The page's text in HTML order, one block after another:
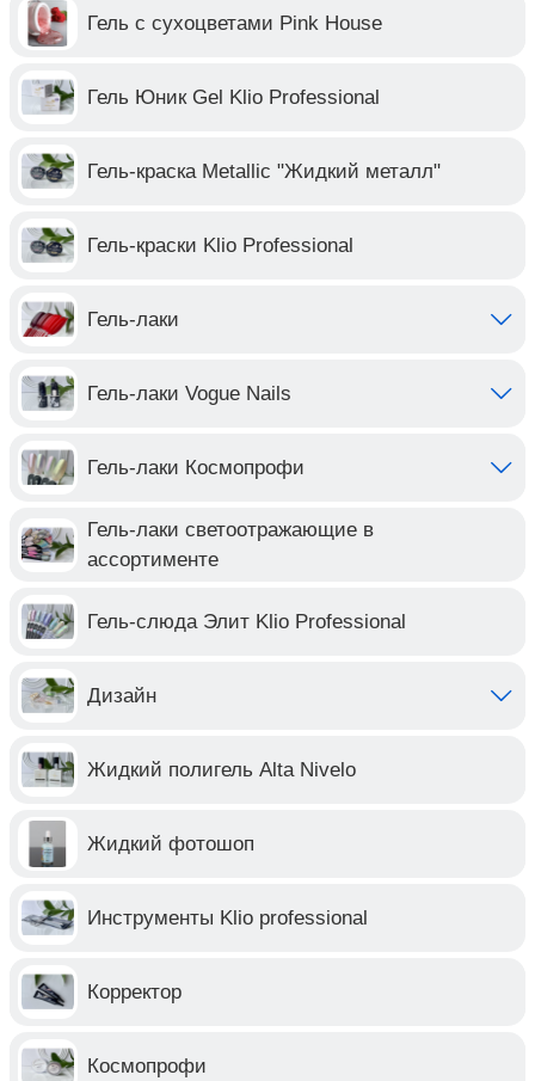
Гель с сухоцветами Pink House
Гель Юник Gel Klio Professional
Гель-краска Metallic "Жидкий металл"
Гель-краски Klio Professional
Гель-лаки
Гель-лаки Vogue Nails
Гель-лаки Космопрофи
Гель-лаки светоотражающие в
ассортименте
Гель-слюда Элит Klio Professional
Дизайн
Жидкий полигель Alta Nivelo
Жидкий фотошоп
Инструменты Klio professional
Корректор
Космопрофи